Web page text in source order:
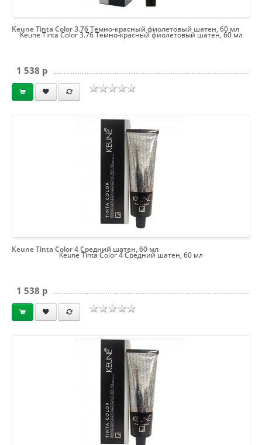
Keune Tinta Color 3.76 Темно-красный фиолетовый шатен, 60 мл
Keune Tinta Color 3.76 Темно-красный фиолетовый шатен, 60 мл
1 538 p
Keune Tinta Color 4 Средний шатен, 60 мл
Keune Tinta Color 4 Средний шатен, 60 мл
1 538 p